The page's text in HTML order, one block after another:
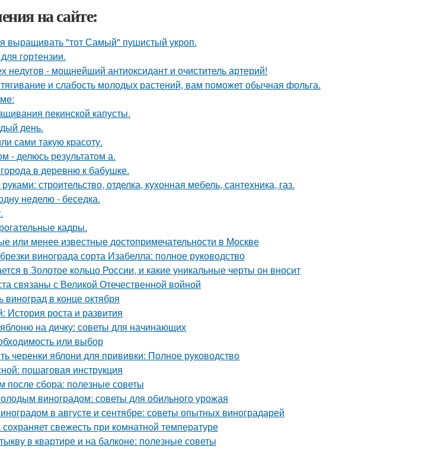
на сайте:
выращивать "тот Самый" пушистый укроп.
гортензии.
недугов - мощнейший антиоксидант и очиститель артерий!
и слабость молодых растений, вам поможет обычная фольга.
пекинской капусты.
день.
сами такую красоту.
- делюсь результатом а.
в деревню к бабушке.
строительство, отделка, кухонная мебель, сантехника, газ.
неделю - беседка.
кадры.
или менее известные достопримечательности в Москве
винограда сорта Изабелла: полное руководство
в Золотое кольцо России, и какие уникальные черты он вносит
связаны с Великой Отечественной войной
в конце октября
История роста и развития
на дичку: советы для начинающих
или выбор
черенки яблони для прививки: Полное руководство
пошаговая инструкция
после сбора: полезные советы
виноградом: советы для обильного урожая
в августе и сентябре: советы опытных виноградарей
свежесть при комнатной температуре
в квартире и на балконе: полезные советы